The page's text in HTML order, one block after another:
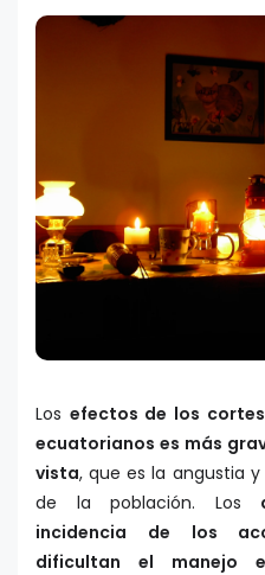
Los efectos de los
ecuatorianos es más
vista, que es la angustia
de la población. Los
incidencia de los
dificultan el manejo